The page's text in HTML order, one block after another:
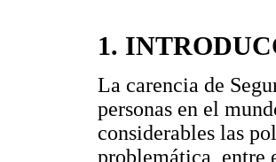
1.
La carencia de
personas en el
considerables las
problemática, entre